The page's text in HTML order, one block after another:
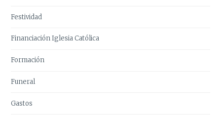
Festividad
Financiación Iglesia Católica
Formación
Funeral
Gastos